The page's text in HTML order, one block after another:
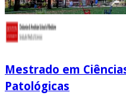
Mestrado em
Patológicas